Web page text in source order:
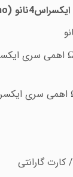
(
اهمی سری
اهمی سری